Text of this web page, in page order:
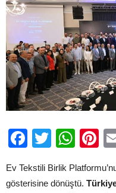
Facebook
Twitter
Ev Tekstili Birlik
gösterisine dönüştü.